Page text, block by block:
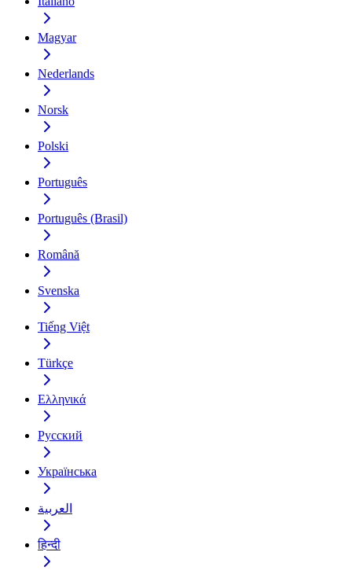
Magyar
Nederlands
Norsk
Polski
Português
Português (Brasil)
Română
Svenska
Tiếng Việt
Türkçe
Ελληνικά
Русский
Українська
العربية
हिन्दी